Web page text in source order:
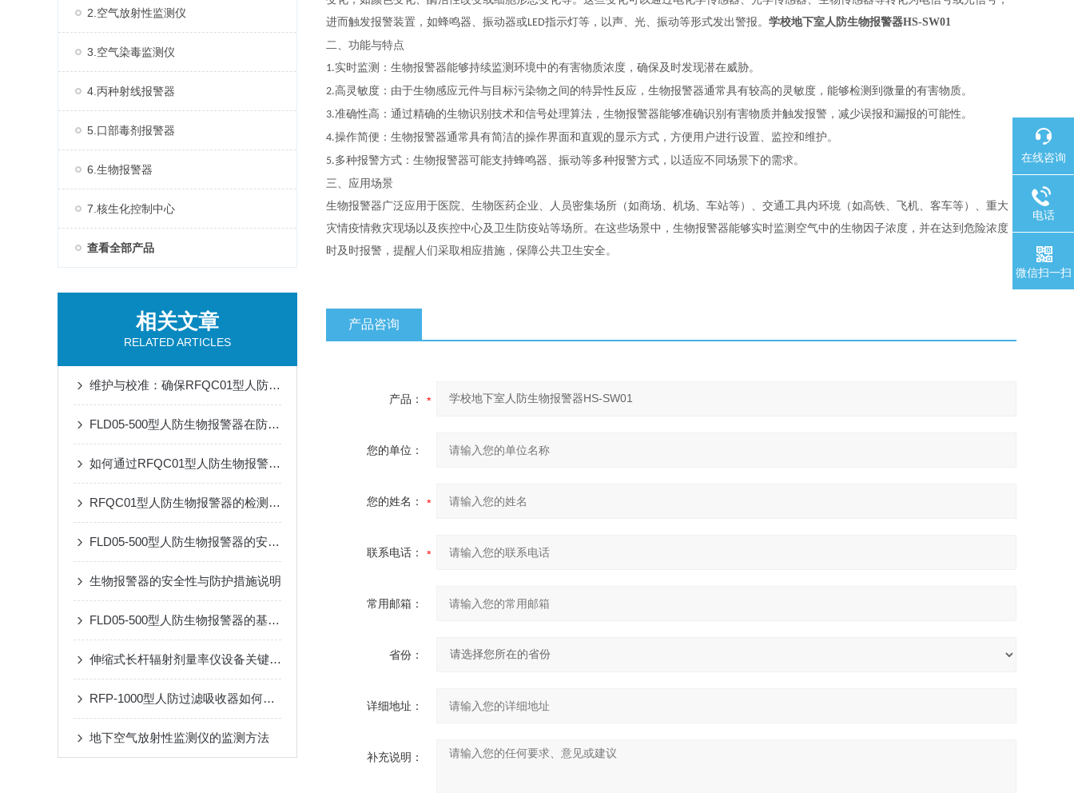
2.空气放射性监测仪
3.空气染毒监测仪
4.丙种射线报警器
5.口部毒剂报警器
6.生物报警器
7.核生化控制中心
查看全部产品
相关文章
RELATED ARTICLES
维护与校准：确保RFQC01型人防生物报警器长期有效
FLD05-500型人防生物报警器在防护中的关键作用
如何通过RFQC01型人防生物报警器提高应急防护能力？
RFQC01型人防生物报警器的检测精度与环境适应性分析
FLD05-500型人防生物报警器的安装与维护指南
生物报警器的安全性与防护措施说明
FLD05-500型人防生物报警器的基本原理、功能和在安全监控中的作用
伸缩式长杆辐射剂量率仪设备关键技术与应用
RFP-1000型人防过滤吸收器如何提升防护设施的整体效能？
地下空气放射性监测仪的监测方法
进而触发报警装置，如蜂鸣器、振动器或LED指示灯等，以声、光、振动等形式发出警报。 学校地下室人防生物报警器HS-SW01
二、功能与特点
1.实时监测：生物报警器能够持续监测环境中的有害物质浓度，确保及时发现潜在威胁。
2.高灵敏度：由于生物感应元件与目标污染物之间的特异性反应，生物报警器通常具有较高的灵敏度，能够检测到微量的有害物质。
3.准确性高：通过精确的生物识别技术和信号处理算法，生物报警器能够准确识别有害物质并触发报警，减少误报和漏报的可能性。
4.操作简便：生物报警器通常具有简洁的操作界面和直观的显示方式，方便用户进行设置、监控和维护。
5.多种报警方式：生物报警器可能支持蜂鸣器、振动等多种报警方式，以适应不同场景下的需求。
三、应用场景
生物报警器广泛应用于医院、生物医药企业、人员密集场所（如商场、机场、车站等）、交通工具内环境（如高铁、飞机、客车等）、重大
灾情疫情救灾现场以及疾控中心及卫生防疫站等场所。在这些场景中，生物报警器能够实时监测空气中的生物因子浓度，并在达到危险浓度
时及时报警，提醒人们采取相应措施，保障公共卫生安全。
产品咨询
产品：
您的单位：
您的姓名：
联系电话：
常用邮箱：
省份：
详细地址：
补充说明：
在线咨询
电话
微信扫一扫